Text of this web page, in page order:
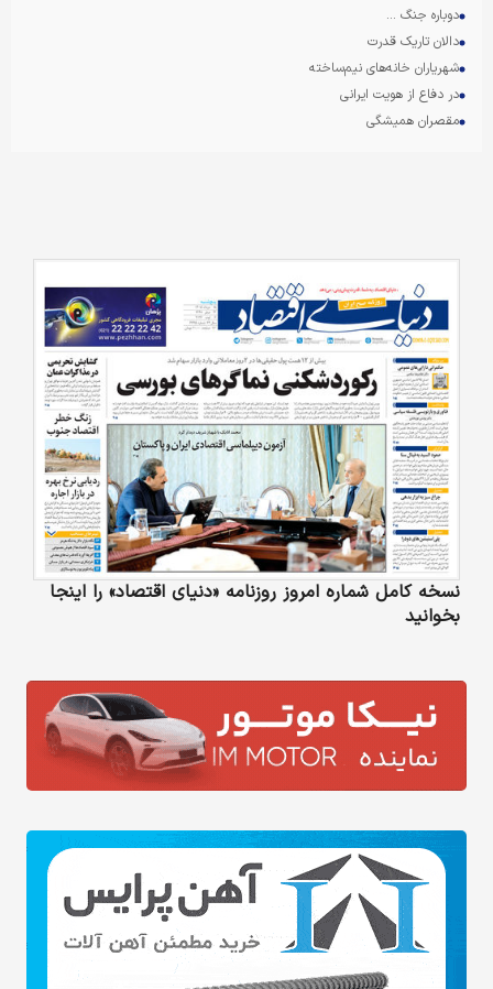
دوباره جنگ ...
دالان تاریک قدرت
شهریاران خانه‌‌‌های نیم‌‌‌ساخته
در دفاع از هویت ایرانی
مقصران همیشگی
نسخه کامل شماره امروز روزنامه «دنیای‌ اقتصاد» را اینجا
بخوانید